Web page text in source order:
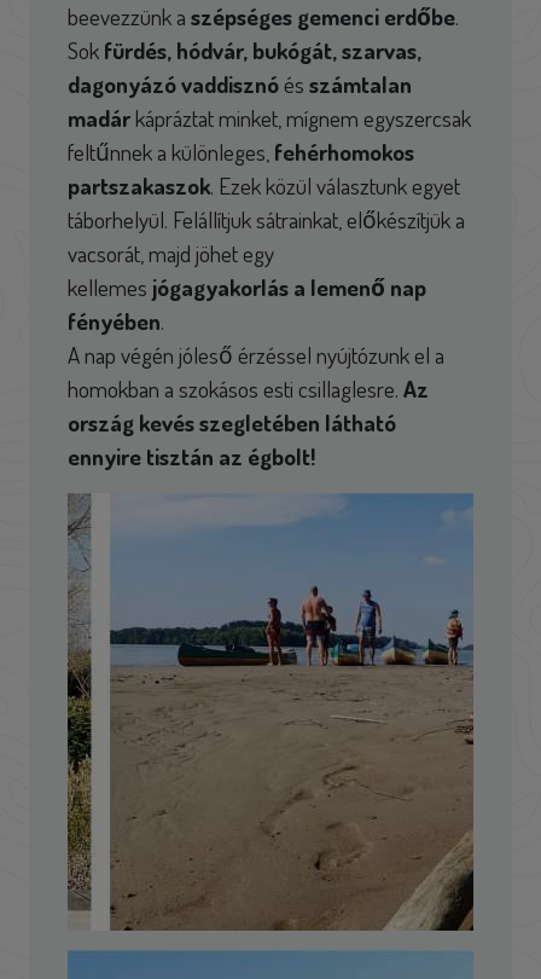
beevezzünk a szépséges gemenci erdőbe.
Sok fürdés, hódvár, bukógát, szarvas,
dagonyázó vaddisznó és számtalan
madár kápráztat minket, mígnem egyszercsak
feltűnnek a különleges, fehérhomokos
partszakaszok. Ezek közül választunk egyet
táborhelyül. Felállítjuk sátrainkat, előkészítjük a
vacsorát, majd jöhet egy
kellemes jógagyakorlás a lemenő nap
fényében.
A nap végén jóleső érzéssel nyújtózunk el a
homokban a szokásos esti csillaglesre. Az
ország kevés szegletében látható
ennyire tisztán az égbolt!